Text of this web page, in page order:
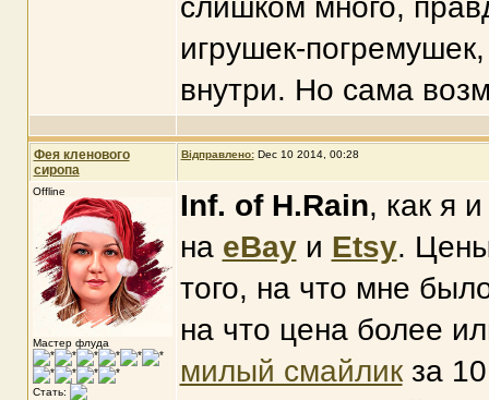
слишком много,
игрушек-
внутри. Но сама
Фея кленового
сиропа
Відправлено: Dec 10 2014, 00:28
Offline
Мастер флуда
Стать:
Inf. of H.Rain, как я
на eBayи Etsy.
того, на что мне
на что цена более
милый смайликза 10